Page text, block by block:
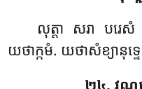
លុត្តា សរា បរេ
យថាក្កមំ. យថាសំខ្យានុទ្
២៤. វណ្